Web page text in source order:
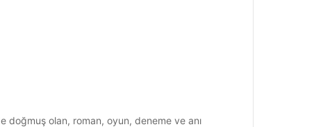
doğmuş olan, roman, oyun, deneme ve anı